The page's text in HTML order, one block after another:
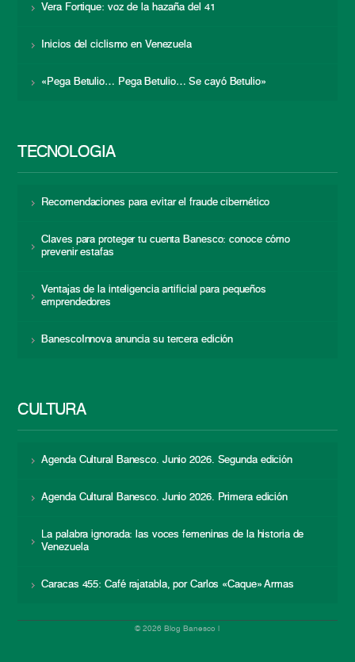
Vera Fortique: voz de la hazaña del 41
Inicios del ciclismo en Venezuela
«Pega Betulio… Pega Betulio… Se cayó Betulio»
TECNOLOGÍA
Recomendaciones para evitar el fraude cibernético
Claves para proteger tu cuenta Banesco: conoce cómo
prevenir estafas
Ventajas de la inteligencia artificial para pequeños
emprendedores
BanescoInnova anuncia su tercera edición
CULTURA
Agenda Cultural Banesco. Junio 2026. Segunda edición
Agenda Cultural Banesco. Junio 2026. Primera edición
La palabra ignorada: las voces femeninas de la historia de
Venezuela
Caracas 455: Café rajatabla, por Carlos «Caque» Armas
© 2026 Blog Banesco |